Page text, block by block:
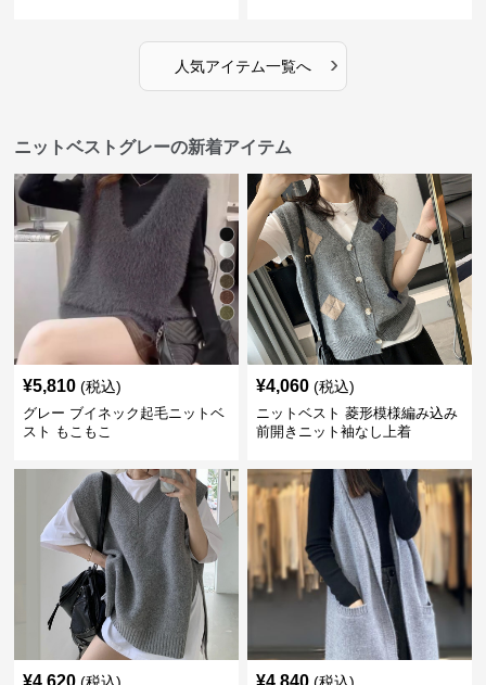
人気アイテム一覧へ ›
ニットベストグレーの新着アイテム
¥5,810 (税込)
グレー ブイネック起毛ニットベ
スト もこもこ
¥4,060 (税込)
ニットベスト 菱形模様編み込み
前開きニット袖なし上着
¥4,620 ¥4,840